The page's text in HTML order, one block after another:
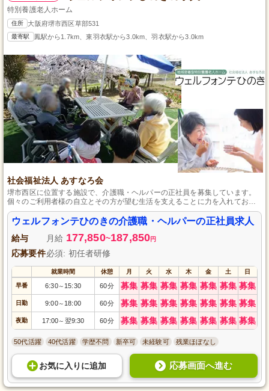
特別養護老人ホーム
住所 大阪府堺市西区草部531
最寄駅 鳳駅から1.7km、東羽衣駅から3.0km、羽衣駅から3.0km
社会福祉法人 あすなろ会
堺市西区に位置する施設で、介護職・ヘルパーの正社員を募集しています。
個々のご利用者様の自立とその方が望む生活を支えることに力を入れてお
り、無資格・未経験の方も歓迎しております。お車での通勤が可能で、週二
回のお休みがありますので、働きやすい環境が整っています。
ウェルフォンテひのきの介護職・ヘルパーの正社員求人
給与 月給 177,850~187,850円
応募要件必須: 初任者研修
就業時間 休憩 月 火 水 木 金 土 日
早番 6:30～ 15:30 60分 募集 募集 募集 募集 募集 募集 募集
日勤 9:00～ 18:00 60分 募集 募集 募集 募集 募集 募集 募集
夜勤 17:00～ 翌9:30 60分 募集 募集 募集 募集 募集 募集 募集
50代活躍 40代活躍 学歴不問 新卒可 未経験可 残業ほぼなし
お気に入り に追加 応募画面へ進む